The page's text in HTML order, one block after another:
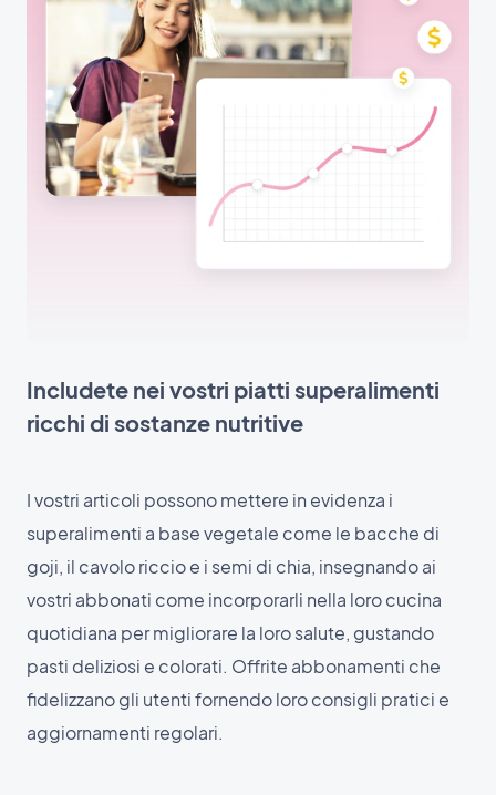
Includete nei vostri piatti superalimenti
ricchi di sostanze nutritive
I vostri articoli possono mettere in evidenza i
superalimenti a base vegetale come le bacche di
goji, il cavolo riccio e i semi di chia, insegnando ai
vostri abbonati come incorporarli nella loro cucina
quotidiana per migliorare la loro salute, gustando
pasti deliziosi e colorati. Offrite abbonamenti che
fidelizzano gli utenti fornendo loro consigli pratici e
aggiornamenti regolari.